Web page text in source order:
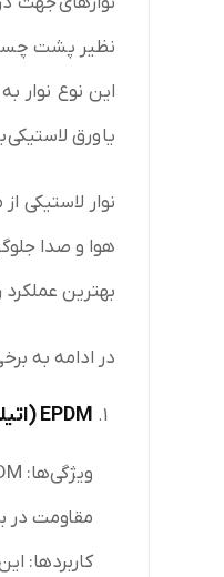
نظیر‌ پشت
این نوع نوار
یاورق لاستیکی
نوار لاستیکی
هوا و صدا
بهترین عملکرد
در ادامه به
EPDM (
مقاومت در
کاربردها: